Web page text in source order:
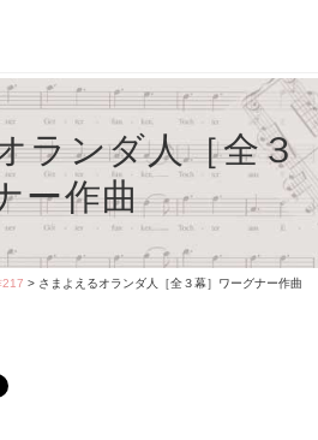
ランダ人［全３
ー作曲
217 > さまよえるオランダ人［全３幕］ワーグナー作曲